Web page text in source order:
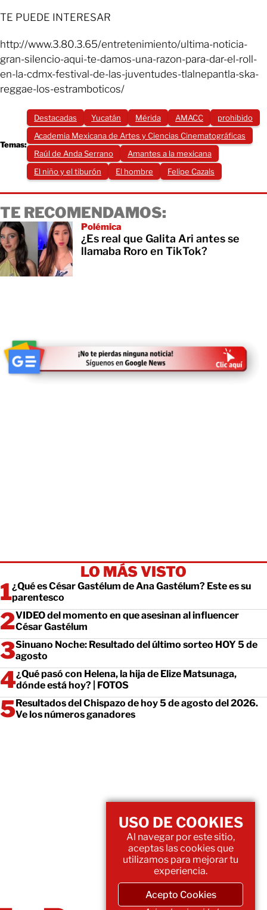
TE PUEDE INTERESAR
http://www.3.80.3.65/entretenimiento/ultima-noticia-
gran-silencio-aqui-te-damos-una-razon-para-dar-el-roll-
en-la-cdmx-festival-de-las-juventudes-tlalnepantla-ska-
reggae-los-estramboticos/
Temas:
Destacadas Yucatán Mérida AMACC
prohibido
Academia Mexicana de Artes y Ciencias Cinematográficas
Raúl de Anda Serrano
Amantes a la mexicana
El niño y el tiburón
El hombre Felipe Cazals
TE RECOMENDAMOS:
Polémica
¿Es real que Galita Ari antes se
llamaba Roro en TikTok?
LO MÁS VISTO
¿Qué es César Gastélum de Ana Gastélum? Este es su
parentesco
VIDEO del momento en que asesinan al influencer
César Gastélum
Sinuano Noche: Resultado del último sorteo HOY 5 de
agosto
¿Qué pasó con Helena, la hija de Elize Matsunaga,
dónde está hoy? | FOTOS
Resultados del Chispazo de hoy 5 de agosto del 2026.
Ve los números ganadores
USO DE COOKIES
Al navegar por este sitio,
aceptas las cookies que
utilizamos para mejorar tu
experiencia.
Acepto Cookies